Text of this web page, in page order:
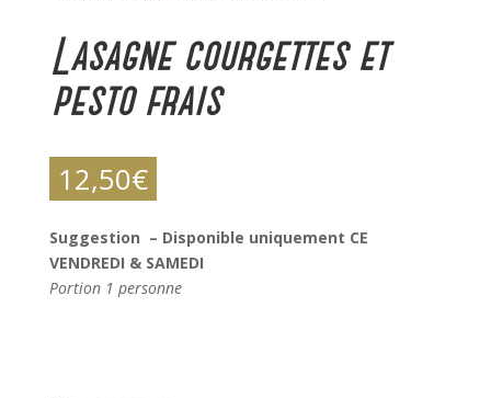
Lasagne courgettes et
pesto frais
12,50€
Suggestion – Disponible uniquement CE
VENDREDI & SAMEDI
Portion 1 personne